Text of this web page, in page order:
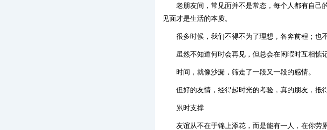
老朋友间，常见面并不是常态，每个人都有自己
见面才是生活的本质。
很多时候，我们不得不为了理想，各奔前程；也
虽然不知道何时会再见，但总会在闲暇时互相惦记
时间，就像沙漏，筛走了一段又一段的感情。
但好的友情，经得起时光的考验，真的朋友，抵
累时支撑
友谊从不在于锦上添花，而是能有一人，在你劳